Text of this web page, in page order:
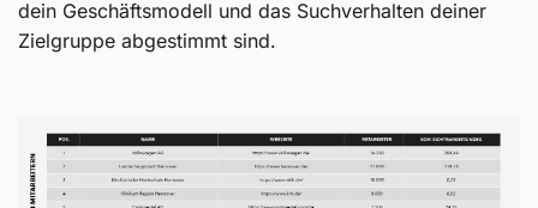
dein Geschäftsmodell und das Suchverhalten deiner
Zielgruppe abgestimmt sind.